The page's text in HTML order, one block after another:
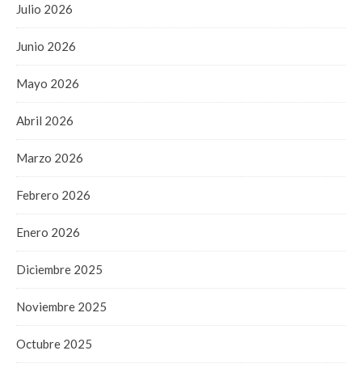
Julio 2026
Junio 2026
Mayo 2026
Abril 2026
Marzo 2026
Febrero 2026
Enero 2026
Diciembre 2025
Noviembre 2025
Octubre 2025